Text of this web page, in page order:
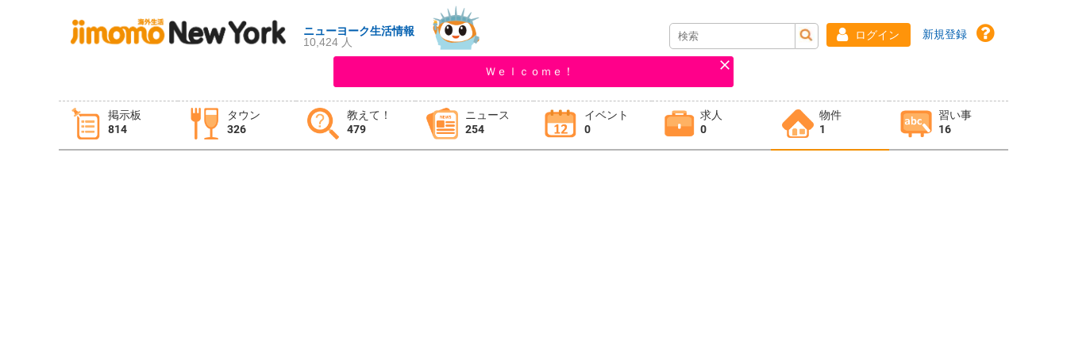
ニューヨーク生活情報
10,424 人
ログイン 新規登録
Ｗｅｌｃｏｍｅ！
掲示板
814
タウン
326
教えて！
479
ニュース
254
イベント
0
求人
0
物件
1
習い事
16
タウン情報